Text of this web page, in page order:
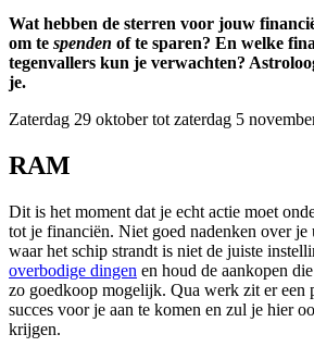
Wat hebben de sterren voor jouw
om te spenden of te sparen? En welke
tegenvallers kun je verwachten?
je.
Zaterdag 29 oktober tot zaterdag 5
RAM
Dit is het moment dat je echt actie moet
tot je financiën. Niet goed nadenken over je
waar het schip strandt is niet de juiste
overbodige dingen en houd de aankopen
zo goedkoop mogelijk. Qua werk zit er een
succes voor je aan te komen en zul je hier
krijgen.